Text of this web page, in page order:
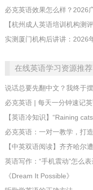
【杭州成人英语培训机构测
在线英语学习资源推荐
说话总要先翻中文？我终于
必克英语 | 每天一分钟速记
【英语冷知识】“Raining
必克英语：一对一教学，打
【中英双语阅读】齐齐哈尔
英语写作：“手机震动”怎么表
《Dream It Possible》